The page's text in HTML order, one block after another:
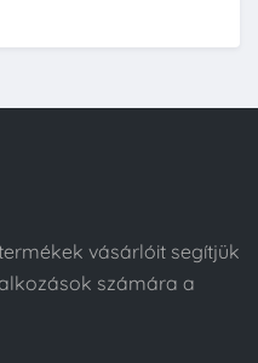
vásárlóit segítjük
számára a